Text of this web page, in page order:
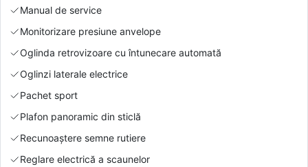
Manual de service
Monitorizare presiune anvelope
Oglinda retrovizoare cu întunecare automată
Oglinzi laterale electrice
Pachet sport
Plafon panoramic din sticlă
Recunoaștere semne rutiere
Reglare electrică a scaunelor